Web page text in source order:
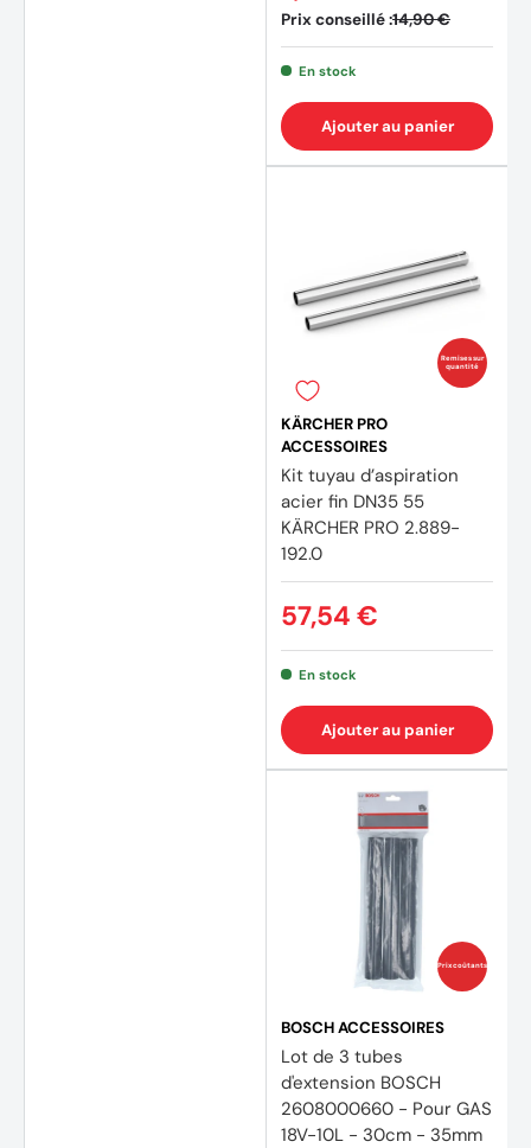
Prix conseillé :14,90 €
En stock
Ajouter au panier
Remises sur
quantité
KÄRCHER PRO
ACCESSOIRES
Kit tuyau d’aspiration
acier fin DN35 55
KÄRCHER PRO 2.889-
192.0
57,54 €
En stock
Ajouter au panier
Prix coûtants
BOSCH ACCESSOIRES
Lot de 3 tubes
d'extension BOSCH
2608000660 - Pour GAS
18V-10L - 30cm - 35mm